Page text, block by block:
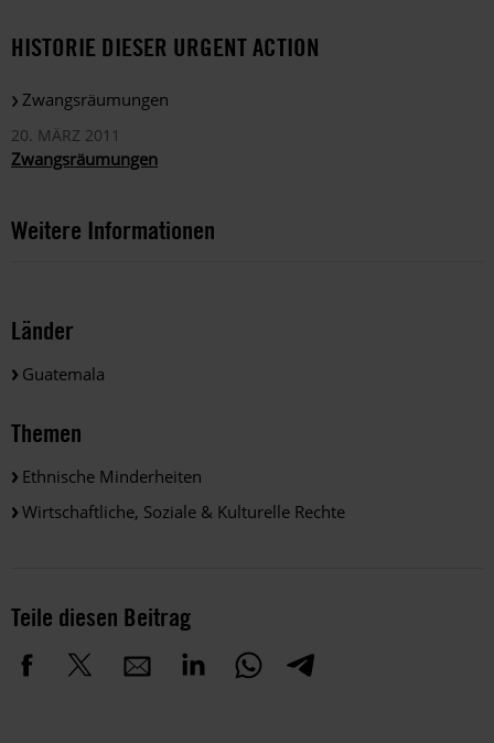
HISTORIE DIESER URGENT ACTION
Zwangsräumungen
20. MÄRZ 2011
Zwangsräumungen
Weitere Informationen
Länder
Guatemala
Themen
Ethnische Minderheiten
Wirtschaftliche, Soziale & Kulturelle Rechte
Teile diesen Beitrag